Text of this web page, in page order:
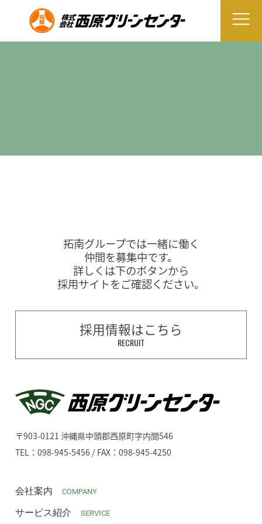
拓南グループでは一緒に働く
仲間を募集中です。
詳しくは下のボタンから
採用サイトをご確認ください。
採用情報はこちら
RECRUIT
〒903-0121 沖縄県中頭郡西原町字内間546
TEL：098-945-5456 / FAX：098-945-4250
会社案内 COMPANY
サービス紹介 SERVICE